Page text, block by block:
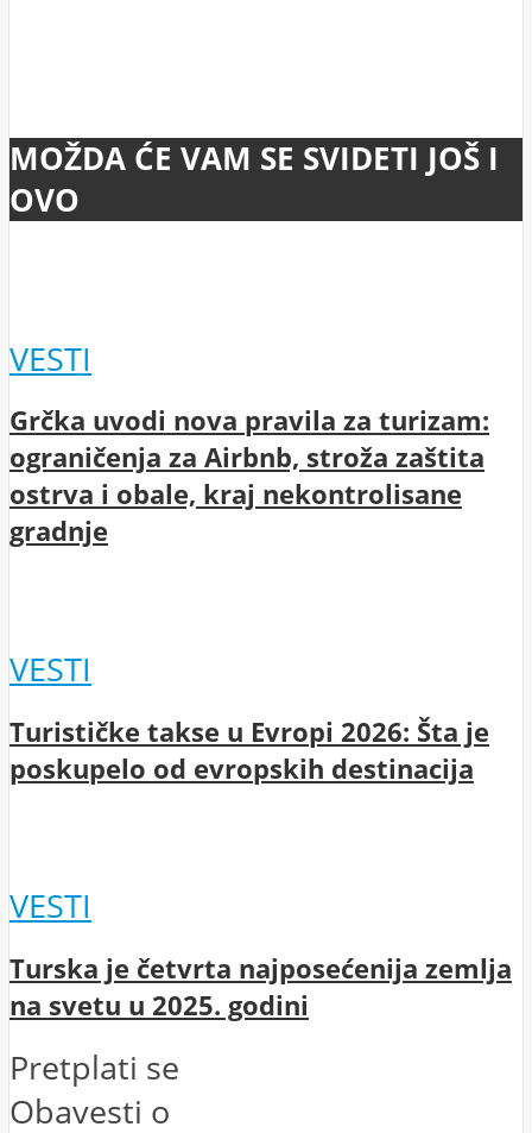
MOŽDA ĆE VAM SE SVIDETI JOŠ I
OVO
VESTI
Grčka uvodi nova pravila za turizam:
ograničenja za Airbnb, stroža zaštita
ostrva i obale, kraj nekontrolisane
gradnje
VESTI
Turističke takse u Evropi 2026: Šta je
poskupelo od evropskih destinacija
VESTI
Turska je četvrta najposećenija zemlja
na svetu u 2025. godini
Pretplati se
Obavesti o